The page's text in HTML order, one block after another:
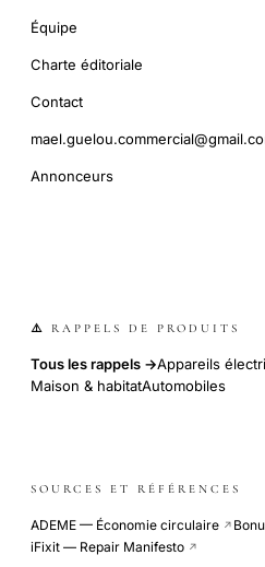
Équipe
Charte éditoriale
Contact
Annonceurs
⚠️ RAPPELS DE PRODUITS
Tous les rappels →Appareils
Maison & habitatAutomobiles
SOURCES ET RÉFÉRENCES
ADEME — Économie circulaire ↗
iFixit — Repair Manifesto ↗